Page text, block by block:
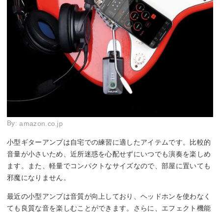
By:amazon.co.jp
小型ギターアンプは自宅での練習に適したアイテムです。比較的
音量が小さいため、近所迷惑を心配せずにいつでも演奏を楽しめ
ます。また、軽量でコンパクトなサイズなので、部屋に置いても
邪魔になりません。
最近の小型アンプは音質が向上しており、ヘッドホンを使わなく
ても良質な音を楽しむことができます。さらに、エフェクト機能